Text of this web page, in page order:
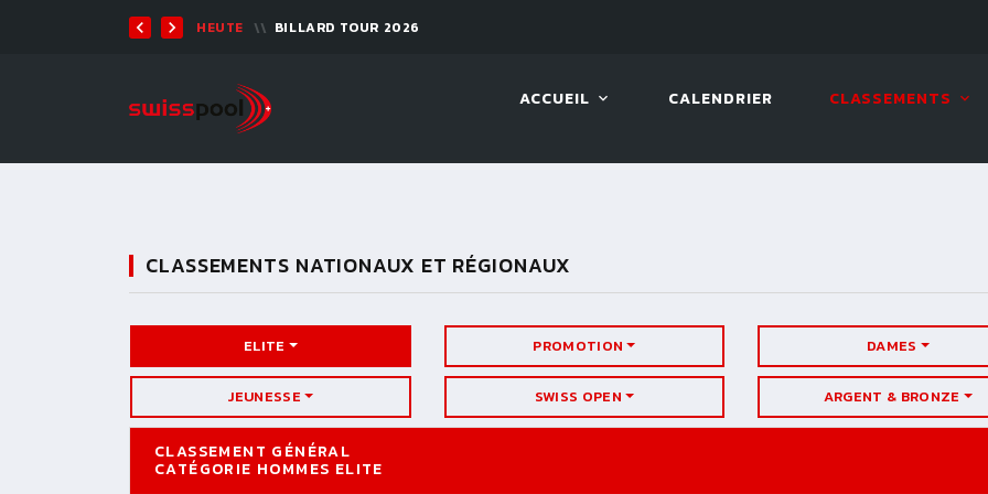
2026 - 9-BALL HEUTE BILLARD TOUR 2026
ACCUEIL CALENDRIER CLASSEMENTS
CLASSEMENTS NATIONAUX ET RÉGIONAUX
ELITE PROMOTION DAMES
JEUNESSE SWISS OPEN ARGENT & BRONZE
CLASSEMENT GÉNÉRAL
CATÉGORIE HOMMES ELITE